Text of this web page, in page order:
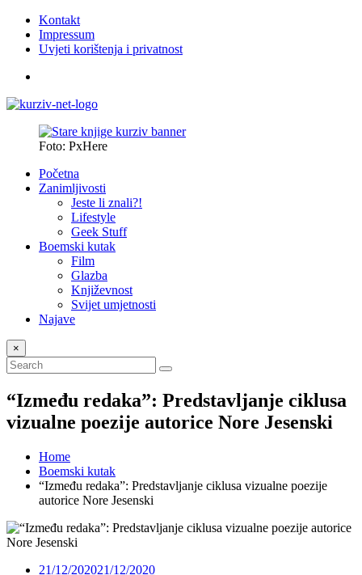
Kontakt
Impressum
Uvjeti korištenja i privatnost
Foto: PxHere
Početna
Zanimljivosti
Jeste li znali?!
Lifestyle
Geek Stuff
Boemski kutak
Film
Glazba
Književnost
Svijet umjetnosti
Najave
×
“Između redaka”: Predstavljanje ciklusa
vizualne poezije autorice Nore Jesenski
Home
Boemski kutak
“Između redaka”: Predstavljanje ciklusa vizualne poezije
autorice Nore Jesenski
21/12/202021/12/2020